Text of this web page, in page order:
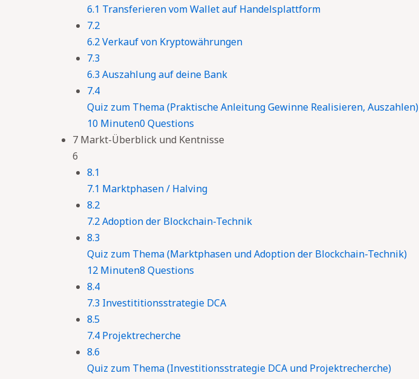
6.1 Transferieren vom Wallet auf Handelsplattform
7.2
6.2 Verkauf von Kryptowährungen
7.3
6.3 Auszahlung auf deine Bank
7.4
Quiz zum Thema (Praktische Anleitung Gewinne Realisieren, Auszahlen)
10 Minuten0 Questions
7 Markt-Überblick und Kentnisse
6
8.1
7.1 Marktphasen / Halving
8.2
7.2 Adoption der Blockchain-Technik
8.3
Quiz zum Thema (Marktphasen und Adoption der Blockchain-Technik)
12 Minuten8 Questions
8.4
7.3 Investititionsstrategie DCA
8.5
7.4 Projektrecherche
8.6
Quiz zum Thema (Investitionsstrategie DCA und Projektrecherche)